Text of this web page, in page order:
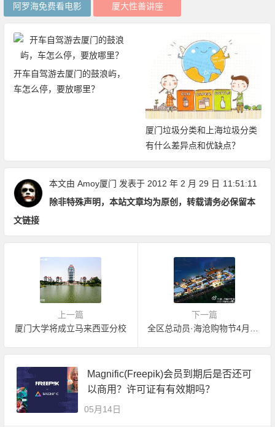
阿罗海免费看电影 厦大性善讲座
开车自驾游去厦门的鼓浪屿，
车怎么停，要放哪里？
厦门垃圾分类和上海垃圾分类
有什么差异点和优缺点？
本文由 Amoy厦门 发表于 2012 年 2 月 29 日 11:51:11
除非特殊声明，本站文章均为原创，转载请务必保留本
文链接
上一篇
厦门大学将成立马来西亚分校
下一篇
Magnific(Freepik)会员到期后是否还可
以商用？许可证有有效期吗？
05月14日